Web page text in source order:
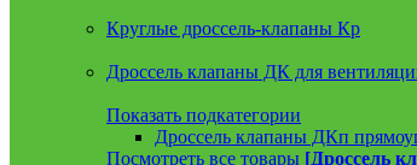
Круглые дроссель-клапаны Кр
Дроссель клапаны ДК для
Показать подкатегории
Дроссель клапаны ДКп
Посмотреть все товары [Дроссель